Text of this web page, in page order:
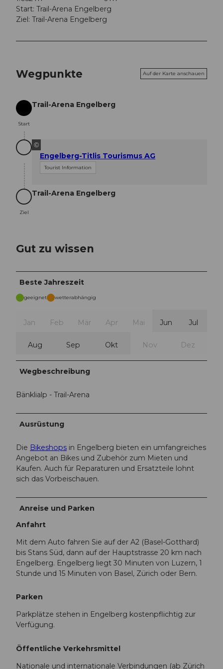
Start: Trail-Arena Engelberg
Ziel: Trail-Arena Engelberg
Wegpunkte Auf der Karte anschauen
Start
Start
Trail-Arena Engelberg
©
Engelberg-Titlis Tourismus AG
Tourist Information
Ziel
Ziel
Trail-Arena Engelberg
Gut zu wissen
Beste Jahreszeit
geeignet wetterabhängig
Jan Feb Mär Apr Mai Jun Jul
Aug Sep Okt Nov Dez
Wegbeschreibung
Bänklialp - Trail-Arena
Ausrüstung
Die Bikeshops in Engelberg bieten ein umfangreiches
Angebot an Bikes und Zubehör zum Mieten und
Kaufen. Auch für Reparaturen und Ersatzteile lohnt
sich das Vorbeischauen.
Anreise und Parken
Anfahrt
Mit dem Auto fahren Sie auf der A2 (Basel-Gotthard)
bis Stans Süd, dann auf der Hauptstrasse 20 km nach
Engelberg. Engelberg liegt 30 Minuten von Luzern, 1
Stunde und 15 Minuten von Basel, Zürich oder Bern.
Parken
Parkplätze stehen in Engelberg kostenpflichtig zur
Verfügung.
Öffentliche Verkehrsmittel
Nationale und internationale Verbindungen (ab Zürich